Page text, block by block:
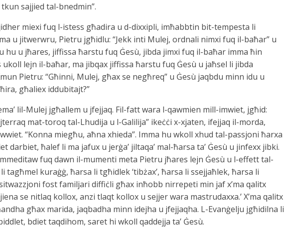
sajjied tal-bnedmin”.
miexi fuq l-istess għadira u d-dixxipli, imħabbtin bit-tempesta li
u jitwerwru, Pietru jgħidlu: “Jekk inti Mulej, ordnali nimxi fuq il-baħar” u
hu u jħares, jiffissa ħarstu fuq Ġesù, jibda jimxi fuq il-baħar imma ħin
lejn il-baħar, ma jibqax jiffissa ħarstu fuq Ġesù u jaħsel li jibda
Pietru: “Għinni, Mulej, għax se negħreq” u Ġesù jaqbdu minn idu u
għaliex iddubitajt?”
lil-Mulej jgħallem u jfejjaq. Fil-fatt wara l-qawmien mill-imwiet, jgħid:
mat-toroq tal-Lhudija u l-Galilija” ikeċċi x-xjaten, ifejjaq il-morda,
“Konna miegħu, aħna xhieda”. Imma hu wkoll xhud tal-passjoni ħarxa
darbiet, ħalef li ma jafux u jerġa’ jiltaqa’ mal-ħarsa ta’ Ġesù u jinfexx jibki.
fuq dawn il-mumenti meta Pietru jħares lejn Ġesù u l-effett tal-
tagħmel kuraġġ, ħarsa li tgħidlek ‘tibżax’, ħarsa li ssejjaħlek, ħarsa li
fost familjari diffiċli għax inħobb nirrepeti min jaf x’ma qalitx
se nitlaq kollox, anzi tlaqt kollox u sejjer wara mastrudaxxa.’ X’ma qalitx
għax marida, jaqbadha minn idejha u jfejjaqha. L-Evanġelju jgħidilna li
bdiet taqdihom, saret hi wkoll qaddejja ta’ Ġesù.